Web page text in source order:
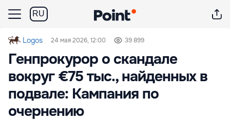
RU
Logos 24 мая 2026, 12:00 39 899
Генпрокурор о скандале
вокруг €75 тыс., найденных в
подвале: Кампания по
очернению